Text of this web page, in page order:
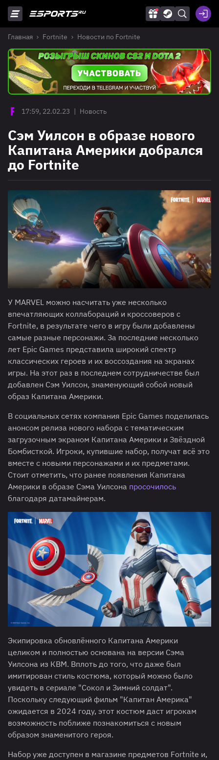
Главная Fortnite Новости по Fortnite
17:59, 22.02.23 | Новость
Сэм Уилсон в образе нового
Капитана Америки добрался
до Fortnite
У MARVEL можно насчитать уже несколько
впечатляющих коллабораций и кроссоверов с
Fortnite, в результате чего в игру были добавлены
самые разные персонажи. За последние несколько
лет Epic Games представила широкий спектр
классических героев и их воссоздания на экранах
игры. На этот раз в последнем сотрудничестве был
добавлен Сэм Уилсон, знаменующий собой новый
образ Капитана Америки.
В социальных сетях компания Epic Games поделилась
анонсом релиза нового набора с тематическим
загрузочным экраном Капитана Америки и Звёздной
Бомбисткой. Игроки, купившие набор, получат всё это
вместе с новыми персонажами и их предметами.
Стоит отметить, что ранее появления Капитана
Америки в образе Сэма Уилсона просочилось
благодаря датамайнерам.
Экипировка обновлённого Капитана Америки
целиком и полностью основана на версии Сэма
Уилсона из КВМ. Вплоть до того, что даже был
имитирован стиль костюма, который можно было
увидеть в сериале "Сокол и Зимний солдат".
Поскольку следующий фильм "Капитан Америка"
ожидается в 2024 году, этот костюм даст игрокам
возможность поближе познакомиться с новым
образом знаменитого героя.
Набор уже доступен в магазине предметов Fortnite и,